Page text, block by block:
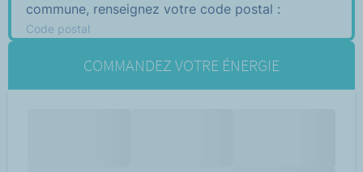
commune, renseignez votre code postal :
Code postal
COMMANDEZ VOTRE ÉNERGIE